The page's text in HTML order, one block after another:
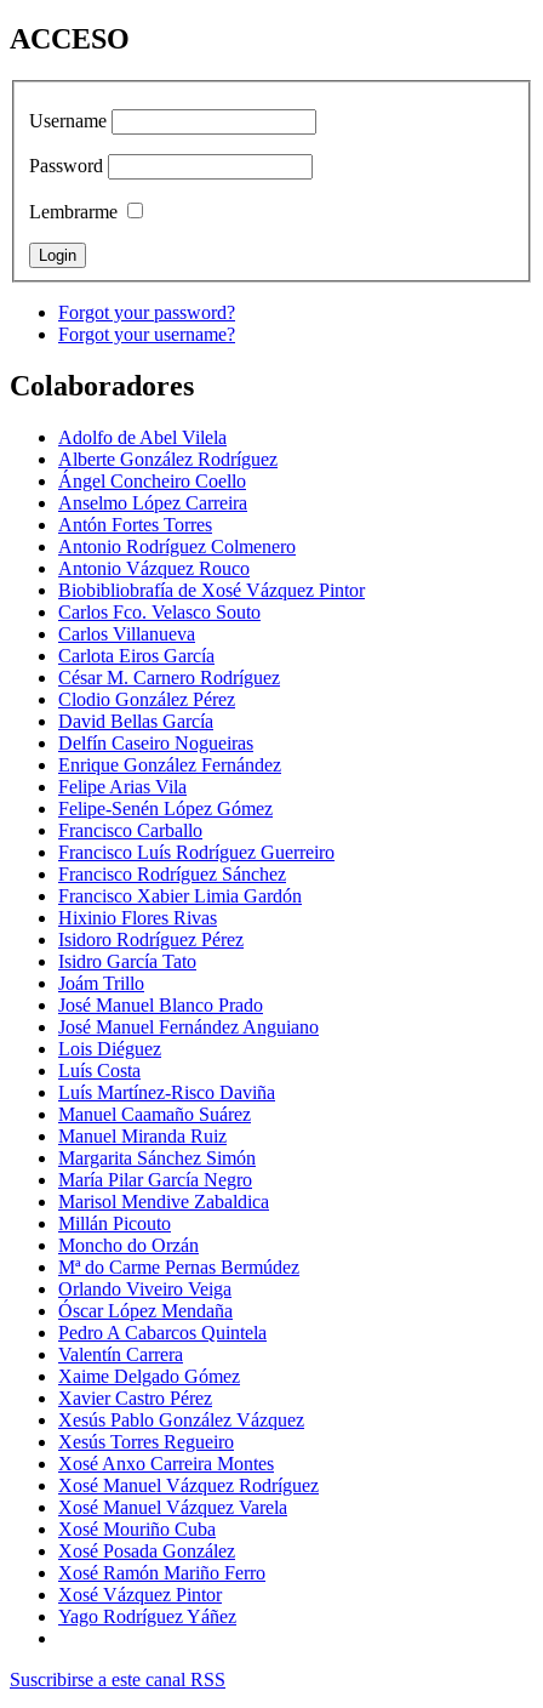
ACCESO
Username
Password
Lembrarme
Forgot your password?
Forgot your username?
Colaboradores
Adolfo de Abel Vilela
Alberte González Rodríguez
Ángel Concheiro Coello
Anselmo López Carreira
Antón Fortes Torres
Antonio Rodríguez Colmenero
Antonio Vázquez Rouco
Biobibliobrafía de Xosé Vázquez Pintor
Carlos Fco. Velasco Souto
Carlos Villanueva
Carlota Eiros García
César M. Carnero Rodríguez
Clodio González Pérez
David Bellas García
Delfín Caseiro Nogueiras
Enrique González Fernández
Felipe Arias Vila
Felipe-Senén López Gómez
Francisco Carballo
Francisco Luís Rodríguez Guerreiro
Francisco Rodríguez Sánchez
Francisco Xabier Limia Gardón
Hixinio Flores Rivas
Isidoro Rodríguez Pérez
Isidro García Tato
Joám Trillo
José Manuel Blanco Prado
José Manuel Fernández Anguiano
Lois Diéguez
Luís Costa
Luís Martínez-Risco Daviña
Manuel Caamaño Suárez
Manuel Miranda Ruiz
Margarita Sánchez Simón
María Pilar García Negro
Marisol Mendive Zabaldica
Millán Picouto
Moncho do Orzán
Mª do Carme Pernas Bermúdez
Orlando Viveiro Veiga
Óscar López Mendaña
Pedro A Cabarcos Quintela
Valentín Carrera
Xaime Delgado Gómez
Xavier Castro Pérez
Xesús Pablo González Vázquez
Xesús Torres Regueiro
Xosé Anxo Carreira Montes
Xosé Manuel Vázquez Rodríguez
Xosé Manuel Vázquez Varela
Xosé Mouriño Cuba
Xosé Posada González
Xosé Ramón Mariño Ferro
Xosé Vázquez Pintor
Yago Rodríguez Yáñez
Suscribirse a este canal RSS